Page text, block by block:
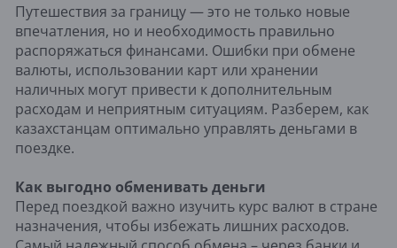
Путешествия за границу — это не только новые
впечатления, но и необходимость правильно
распоряжаться финансами. Ошибки при обмене
валюты, использовании карт или хранении
наличных могут привести к дополнительным
расходам и неприятным ситуациям. Разберем, как
казахстанцам оптимально управлять деньгами в
поездке.
Как выгодно обменивать деньги
Перед поездкой важно изучить курс валют в стране
назначения, чтобы избежать лишних расходов.